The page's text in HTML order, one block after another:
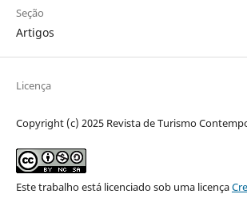
Seção
Artigos
Licença
Copyright (c) 2025 Revista de Turismo
Este trabalho está licenciado sob uma licença